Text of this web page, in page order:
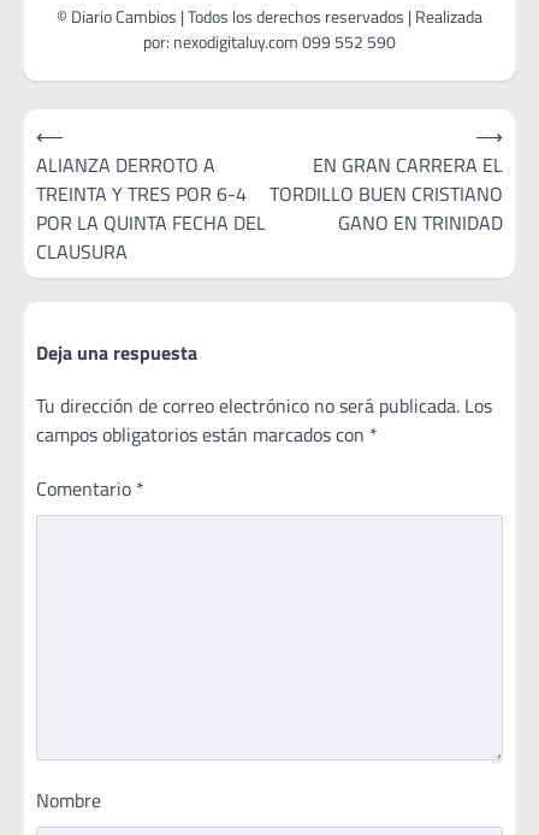
Navegación
de
entradas
⟵
ALIANZA DERROTO A
TREINTA Y TRES POR 6-4
POR LA QUINTA FECHA DEL
CLAUSURA
EN GRAN CARRERA EL
TORDILLO BUEN CRISTIANO
GANO EN TRINIDAD
⟶
Deja una respuesta
Tu dirección de correo electrónico no será publicada. Los
campos obligatorios están marcados con *
Comentario *
Nombre